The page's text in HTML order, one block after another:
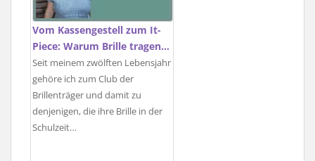
Vom Kassengestell zum It-
Piece: Warum Brille tragen…
Seit meinem zwölften Lebensjahr
gehöre ich zum Club der
Brillenträger und damit zu
denjenigen, die ihre Brille in der
Schulzeit…